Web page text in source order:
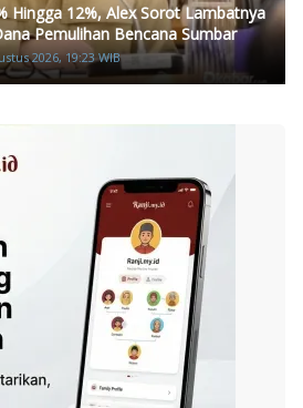
Hingga 12%, Alex Sorot Lambatnya
Pemulihan Bencana Sumbar
2026, 19:23 WIB